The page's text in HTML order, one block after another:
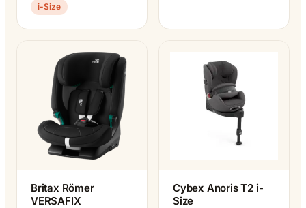
i-Size
Britax Römer
VERSAFIX
Cybex Anoris T2 i-
Size